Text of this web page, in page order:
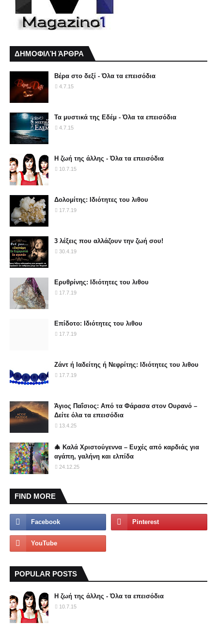
ΔΗΜΟΦΙΛΉ ΆΡΘΡΑ
Βέρα στο δεξί - Όλα τα επεισόδια
4.7.15
Τα μυστικά της Εδέμ - Όλα τα επεισόδια
4.7.15
Η ζωή της άλλης - Όλα τα επεισόδια
10.7.15
Δολομίτης: Ιδιότητες του λιθου
17.7.19
3 λέξεις που αλλάζουν την ζωή σου!
30.4.19
Ερυθρίνης: Ιδιότητες του λιθου
17.7.19
Επίδοτο: Ιδιότητες του λιθου
17.7.19
Ζάντ ή Ιαδείτης ή Νεφρίτης: Ιδιότητες του λιθου
17.7.19
Άγιος Παΐσιος: Από τα Φάρασα στον Ουρανό –
Δείτε όλα τα επεισόδια
13.4.25
🎄 Καλά Χριστούγεννα – Ευχές από καρδιάς για
αγάπη, γαλήνη και ελπίδα
24.12.25
FIND MORE
POPULAR POSTS
Η ζωή της άλλης - Όλα τα επεισόδια
10.7.15